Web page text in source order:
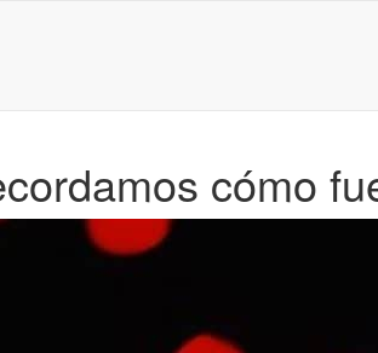
cómo